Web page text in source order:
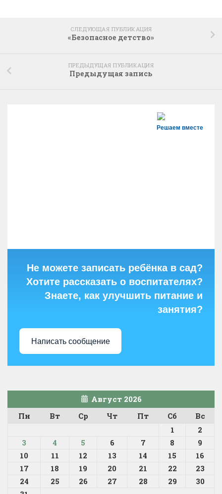
СЛЕДУЮЩАЯ ПУБЛИКАЦИЯ
«Безопасное детство»
ПРЕДЫДУЩАЯ ПУБЛИКАЦИЯ
Предыдущая запись
Решаем вместе
Не можете записать ребёнка в сад?
Хотите рассказать о воспитателях?
Знаете, как улучшить питание и
занятия?
Написать сообщение
Август 2026
Пн
Вт Ср Чт Пт Сб
Вс
1
2
3
4 5 6 7 8
9
10
11 12 13 14 15
16
17
18 19 20 21 22
23
24
25 26 27 28 29
30